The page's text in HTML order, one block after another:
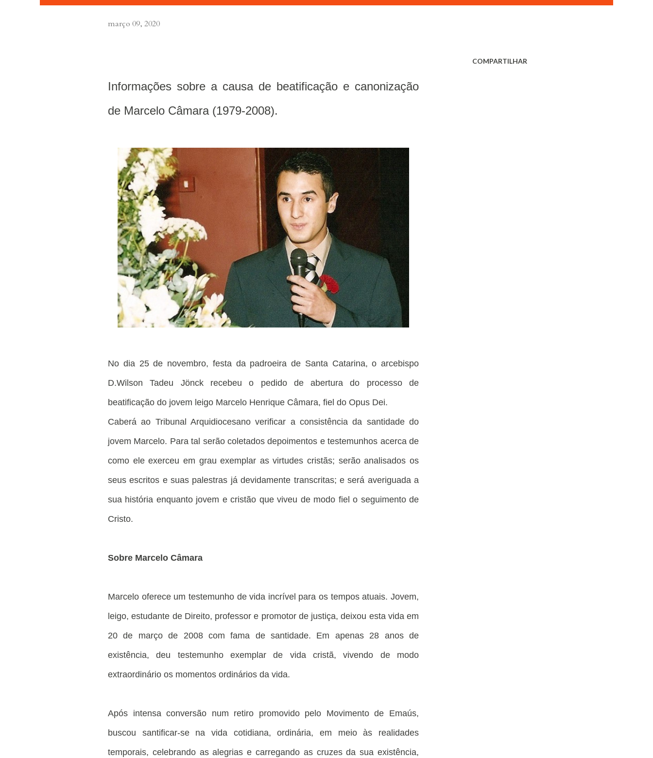
março 09, 2020
Informações sobre a causa de beatificação e canonização
de Marcelo Câmara (1979-2008).
No dia 25 de novembro, festa da padroeira de Santa Catarina, o arcebispo
D.Wilson Tadeu Jönck recebeu o pedido de abertura do processo de
beatificação do jovem leigo Marcelo Henrique Câmara, fiel do Opus Dei.
Caberá ao Tribunal Arquidiocesano verificar a consistência da santidade do
jovem Marcelo. Para tal serão coletados depoimentos e testemunhos acerca de
como ele exerceu em grau exemplar as virtudes cristãs; serão analisados os
seus escritos e suas palestras já devidamente transcritas; e será averiguada a
sua história enquanto jovem e cristão que viveu de modo fiel o seguimento de
Cristo.
Sobre Marcelo Câmara
Marcelo oferece um testemunho de vida incrível para os tempos atuais. Jovem,
leigo, estudante de Direito, professor e promotor de justiça, deixou esta vida em
20 de março de 2008 com fama de santidade. Em apenas 28 anos de
existência, deu testemunho exemplar de vida cristã, vivendo de modo
extraordinário os momentos ordinários da vida.
Após intensa conversão num retiro promovido pelo Movimento de Emaús,
buscou santificar-se na vida cotidiana, ordinária, em meio às realidades
temporais, celebrando as alegrias e carregando as cruzes da sua existência,
COMPARTILHAR